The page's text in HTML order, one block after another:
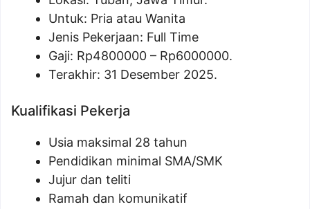
Untuk: Pria atau Wanita
Jenis Pekerjaan: Full Time
Gaji: Rp4800000 – Rp6000000.
Terakhir: 31 Desember 2025.
Kualifikasi Pekerja
Usia maksimal 28 tahun
Pendidikan minimal SMA/SMK
Jujur dan teliti
Ramah dan komunikatif